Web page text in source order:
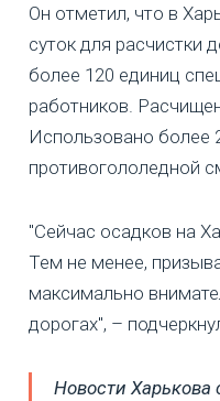
Он отметил, что в
суток для расчистки
более 120 единиц
работников.
Использовано более
противогололедной
"Сейчас осадков на
Тем не менее,
максимально
дорогах", –
Новости Харькова